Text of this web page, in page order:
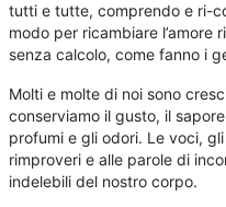
tutti e tutte, comprendo e ri-
modo per ricambiare l’amore
senza calcolo, come fanno i
Molti e molte di noi sono
conserviamo il gusto, il
profumi e gli odori. Le voci,
rimproveri e alle parole di
indelebili del nostro corpo.